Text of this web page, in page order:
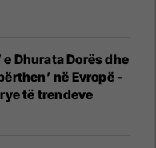
e Dhurata Dorës dhe
në Evropë -
të trendeve